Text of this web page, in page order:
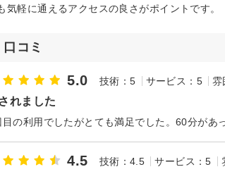
気軽に通えるアクセスの良さがポイントです。
口コミ
5.0 技術：5 サービス：5 雰
れました
目の利用でしたがとても満足でした。60分があ
4.5 技術：4.5 サービス：5